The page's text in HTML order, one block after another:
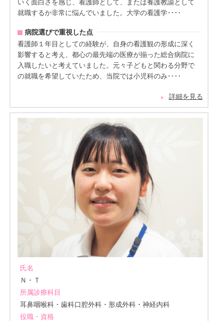
いく面白さを感じ、看護師として、または養護教諭として
就職するか非常に悩んでいました。大学の看護学････
病院選びで重視した点
看護師１年目としての経験が、自身の看護観の形成に深く
影響すると考え、都心の最先端の医療が揃った総合病院に
入職したいと考えていました。元々子どもと関わる分野で
の就職を希望していたため、当院では小児科のみ････
詳細を見る
氏名
Ｎ・Ｔ
所属診療科目
耳鼻咽喉科・歯科口腔外科・形成外科・神経内科
役職・資格